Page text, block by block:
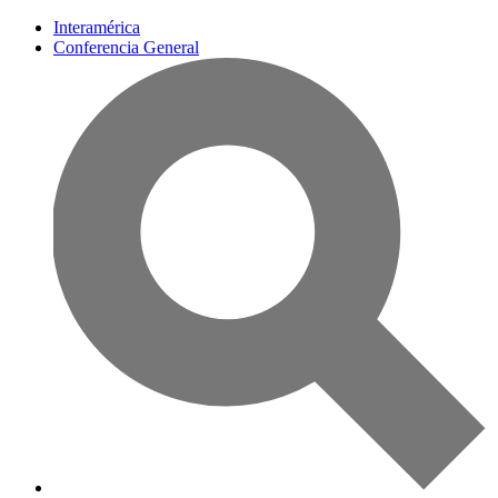
Interamérica
Conferencia General